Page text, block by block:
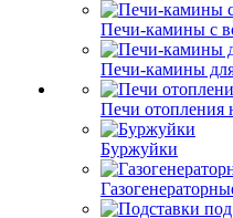
Печи-камины с
Печи-камины
Печи отопления
Буржуйки